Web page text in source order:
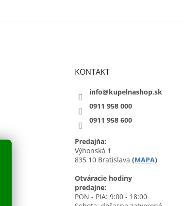
KONTAKT
info@kupelnashop.sk
0911 958 000
0911 958 600
Predajňa:
Výhonská 1
835 10 Bratislava (MAPA)
Otváracie hodiny
predajne:
PON - PIA: 9:00 - 18:00